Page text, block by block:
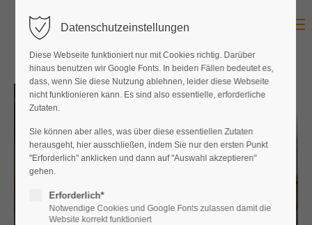
Datenschutzeinstellungen
Diese Webseite funktioniert nur mit Cookies richtig. Darüber
hinaus benutzen wir Google Fonts. In beiden Fällen bedeutet es,
dass, wenn Sie diese Nutzung ablehnen, leider diese Webseite
nicht funktionieren kann. Es sind also essentielle, erforderliche
Zutaten.
Sie können aber alles, was über diese essentiellen Zutaten
herausgeht, hier ausschließen, indem Sie nur den ersten Punkt
"Erforderlich" anklicken und dann auf "Auswahl akzeptieren"
gehen.
Erforderlich*
Notwendige Cookies und Google Fonts zulassen damit die
Website korrekt funktioniert